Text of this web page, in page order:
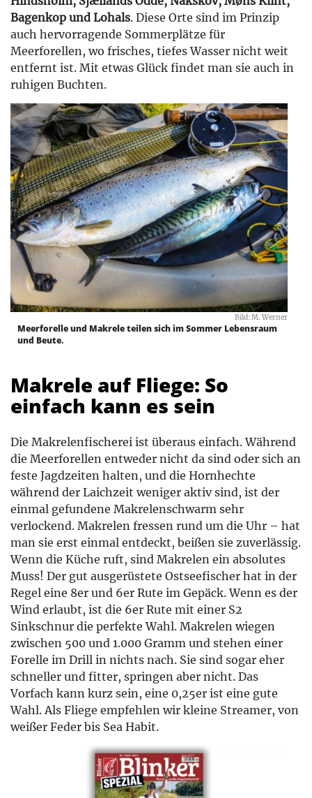
Bagenkop und Lohals. Diese Orte sind im Prinzip
auch hervorragende Sommerplätze für
Meerforellen, wo frisches, tiefes Wasser nicht weit
entfernt ist. Mit etwas Glück findet man sie auch in
ruhigen Buchten.
Bild: M. Werner
Meerforelle und Makrele teilen sich im Sommer Lebensraum
und Beute.
Makrele auf Fliege: So
einfach kann es sein
Die Makrelenfischerei ist überaus einfach. Während
die Meerforellen entweder nicht da sind oder sich an
feste Jagdzeiten halten, und die Hornhechte
während der Laichzeit weniger aktiv sind, ist der
einmal gefundene Makrelenschwarm sehr
verlockend. Makrelen fressen rund um die Uhr – hat
man sie erst einmal entdeckt, beißen sie zuverlässig.
Wenn die Küche ruft, sind Makrelen ein absolutes
Muss! Der gut ausgerüstete Ostseefischer hat in der
Regel eine 8er und 6er Rute im Gepäck. Wenn es der
Wind erlaubt, ist die 6er Rute mit einer S2
Sinkschnur die perfekte Wahl. Makrelen wiegen
zwischen 500 und 1.000 Gramm und stehen einer
Forelle im Drill in nichts nach. Sie sind sogar eher
schneller und fitter, springen aber nicht. Das
Vorfach kann kurz sein, eine 0,25er ist eine gute
Wahl. Als Fliege empfehlen wir kleine Streamer, von
weißer Feder bis Sea Habit.